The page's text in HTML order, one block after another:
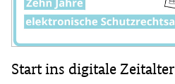
Start ins digitale Zeitalter